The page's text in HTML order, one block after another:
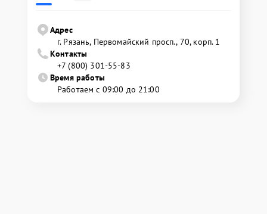
Адрес
г. Рязань, Первомайский просп., 70, корп. 1
Контакты
+7 (800) 301-55-83
Время работы
Работаем с 09:00 до 21:00